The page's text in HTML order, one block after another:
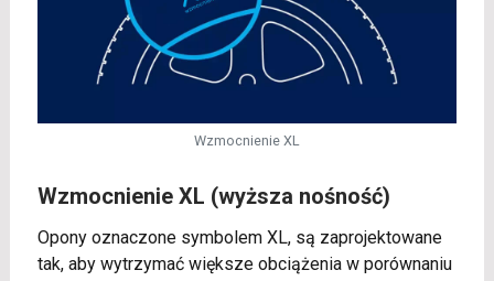
Wzmocnienie XL
Wzmocnienie XL (wyższa nośność)
Opony oznaczone symbolem XL, są zaprojektowane
tak, aby wytrzymać większe obciążenia w porównaniu